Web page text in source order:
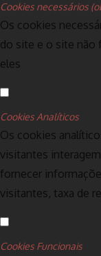
Cookies necessários
Os cookies
do site e o site não
eles
Cookies Analíticos
Os cookies
visitantes
fornecer
visitantes, taxa de
Cookies Funcionais